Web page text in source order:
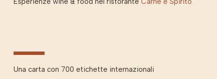
Una carta con 700 etichette internazionali